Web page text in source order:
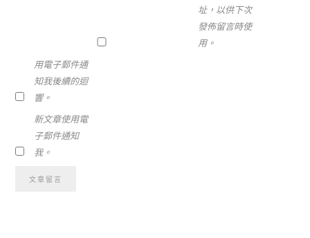
址，以供下次
發佈留言時使
用。
用電子郵件通
知我後續的迴
響。
新文章使用電
子郵件通知
我。